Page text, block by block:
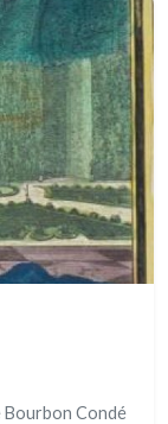
Bourbon Condé